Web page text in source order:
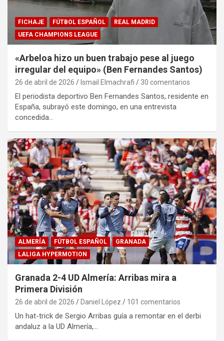
FICHAJE FÚTBOL ESPAÑOL
REAL MADRID
UEFA CHAMPIONS LEAGUE
«Arbeloa hizo un buen trabajo pese al juego
irregular del equipo» (Ben Fernandes Santos)
26 de abril de 2026 Ismail Elmachrafi 30 comentarios
El periodista deportivo Ben Fernandes Santos, residente en
España, subrayó este domingo, en una entrevista
concedida…
ALMERÍA FÚTBOL ESPAÑOL
GRANADA
LALIGA HYPERMOTION
Granada 2-4 UD Almería: Arribas mira a
Primera División
26 de abril de 2026 Daniel López 101 comentarios
Un hat-trick de Sergio Arribas guía a remontar en el derbi
andaluz a la UD Almería,…